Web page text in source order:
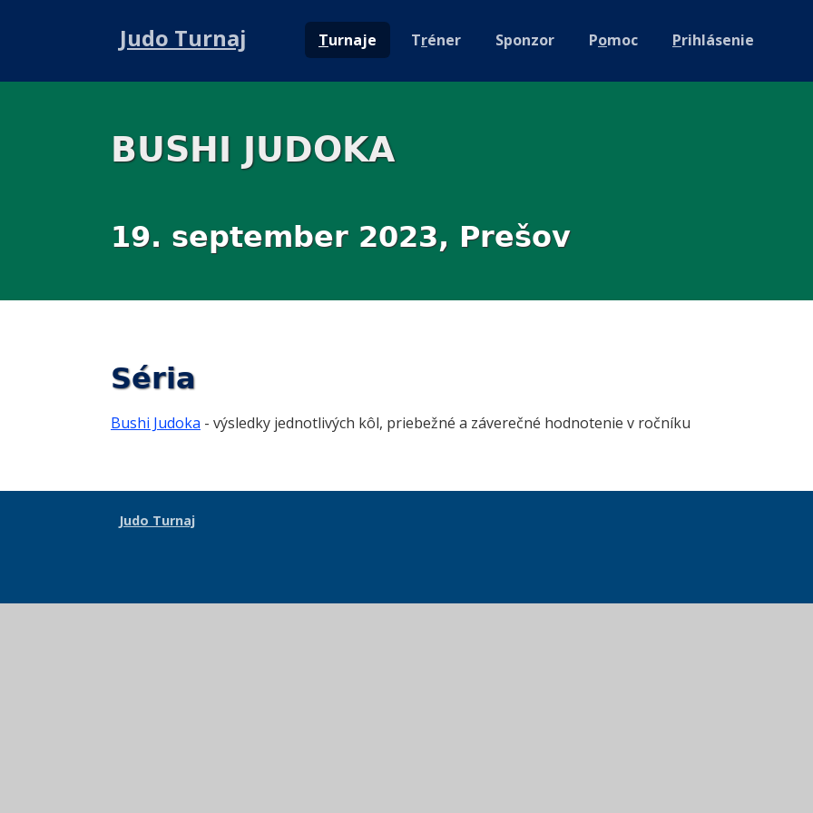
Judo Turnaj Turnaje Tréner Sponzor Pomoc Prihlásenie
BUSHI JUDOKA
19. september 2023, Prešov
Séria
Bushi Judoka - výsledky jednotlivých kôl, priebežné a záverečné hodnotenie v ročníku
Judo Turnaj